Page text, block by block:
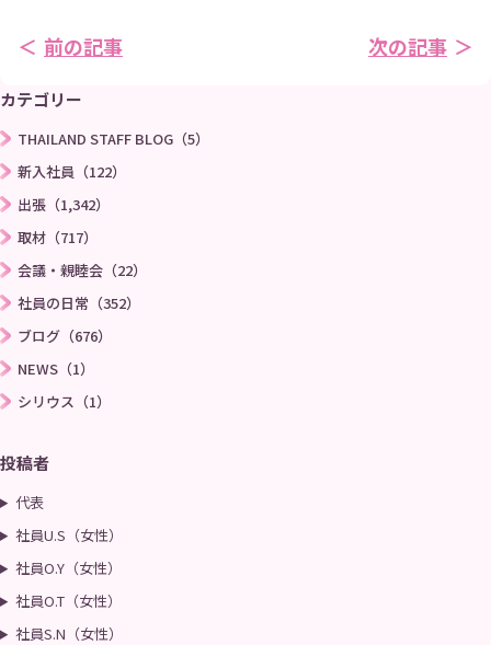
社員ブログ
Instagram
お問い合わせ
前の記事 次の記事
カテゴリー
THAILAND STAFF BLOG（5）
新入社員（122）
出張（1,342）
取材（717）
会議・親睦会（22）
社員の日常（352）
ブログ（676）
NEWS（1）
シリウス（1）
投稿者
代表
社員U.S（女性）
社員O.Y（女性）
社員O.T（女性）
社員S.N（女性）